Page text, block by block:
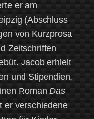
er am
(Abschluss
von Kurzprosa
Zeitschriften
Jacob erhielt
und Stipendien,
Roman Das
er verschiedene